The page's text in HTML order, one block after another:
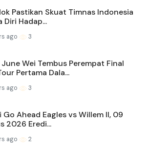
Pastikan Skuat Timnas Indonesia
Diri Hadap...
ago 3
Wei Tembus Perempat Final
Pertama Dala...
ago 3
Go Ahead Eagles vs Willem II, 09
2026 Eredi...
ago 2